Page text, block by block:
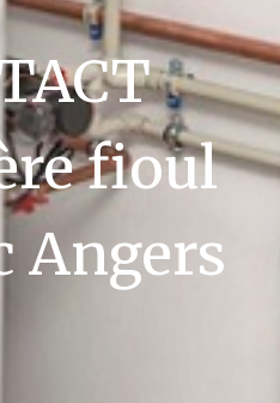
fioul
Angers